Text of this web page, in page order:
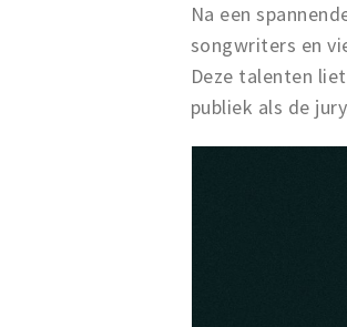
Na een
songwriters en
Deze talenten
publiek als de